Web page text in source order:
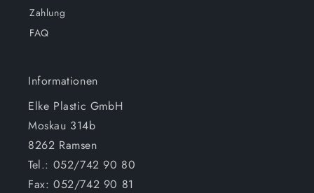
Zahlung
FAQ
Informationen
Elke Plastic GmbH
Moskau 314b
8262 Ramsen
Tel.: 052/742 90 80
Fax: 052/742 90 81